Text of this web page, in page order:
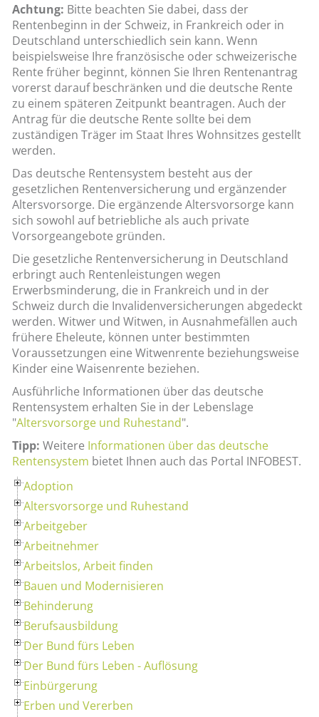
Achtung: Bitte beachten Sie dabei, dass der
Rentenbeginn in der Schweiz, in Frankreich oder in
Deutschland unterschiedlich sein kann. Wenn
beispielsweise Ihre französische oder schweizerische
Rente früher beginnt, können Sie Ihren Rentenantrag
vorerst darauf beschränken und die deutsche Rente
zu einem späteren Zeitpunkt beantragen. Auch der
Antrag für die deutsche Rente sollte bei dem
zuständigen Träger im Staat Ihres Wohnsitzes gestellt
werden.
Das deutsche Rentensystem besteht aus der
gesetzlichen Rentenversicherung und ergänzender
Altersvorsorge. Die ergänzende Altersvorsorge kann
sich sowohl auf betriebliche als auch private
Vorsorgeangebote gründen.
Die gesetzliche Rentenversicherung in Deutschland
erbringt auch Rentenleistungen wegen
Erwerbsminderung, die in Frankreich und in der
Schweiz durch die Invalidenversicherungen abgedeckt
werden. Witwer und Witwen, in Ausnahmefällen auch
frühere Eheleute, können unter bestimmten
Voraussetzungen eine Witwenrente beziehungsweise
Kinder eine Waisenrente beziehen.
Ausführliche Informationen über das deutsche
Rentensystem erhalten Sie in der Lebenslage
"Altersvorsorge und Ruhestand".
Tipp: Weitere Informationen über das deutsche
Rentensystem bietet Ihnen auch das Portal INFOBEST.
Adoption
Altersvorsorge und Ruhestand
Arbeitgeber
Arbeitnehmer
Arbeitslos, Arbeit finden
Bauen und Modernisieren
Behinderung
Berufsausbildung
Der Bund fürs Leben
Der Bund fürs Leben - Auflösung
Einbürgerung
Erben und Vererben